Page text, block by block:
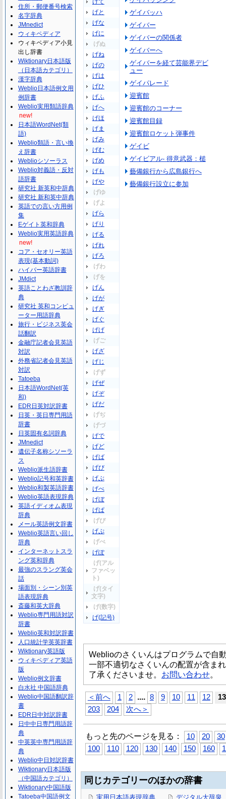
げて
げと
げな
げに
げぬ
げね
げの
げは
げひ
げふ
げへ
げほ
げま
げみ
げむ
げめ
げも
げや
げゆ
げよ
げら
げり
げる
げれ
げろ
げわ
げを
げん
げが
げぎ
げぐ
げげ
げご
げざ
げじ
げず
げぜ
げぞ
げだ
げぢ
げづ
げで
げど
げば
げび
げぶ
げべ
げぼ
げぱ
げぴ
げぷ
げぺ
げぽ
げ(アル
ファベッ
ト)
げ(タイ
文字)
げ(数字)
げ(記号)
ゲイバッハ
ゲイバー
ゲイバーの関係者
ゲイバーへ
ゲイバーを経て芸能界デビ
ュー
ゲイパレード
迎賓館
迎賓館のコーナー
迎賓館目録
迎賓館ロケット弾事件
ゲイビ
ゲイビアル- 得意武器：槌
藝備銀行から広島銀行へ
藝備銀行設立に参加
Weblioのさくいんはプログラムで自
一部不適切なさくいんの配置が含ま
了承くださいませ。 お問い合わせ。
＜前へ 1 2 .... 8 9 10 11 12
13
203
204 次へ＞
もっと先のページを見る： 10 20
30
100
110 120 130 140 150 160
同じカテゴリーのほかの辞書
実用日本語表現辞典 デジタル大辞泉
住所・郵便番号検索
名字辞典
JMnedict
ウィキペディア
ウィキペディア小見
出し辞書
Wiktionary日本語版
（日本語カテゴリ）
漢字辞典
Weblio日本語例文用
例辞書
Weblio実用類語辞典
new!
日本語WordNet(類
語)
Weblio類語・言い換
え辞書
Weblioシソーラス
Weblio対義語・反対
語辞書
研究社 新英和中辞典
研究社 新和英中辞典
英語での言い方用例
集
Eゲイト英和辞典
Weblio実用英語辞典
new!
コア・セオリー英語
表現(基本動詞)
ハイパー英語辞書
JMdict
英語ことわざ教訓辞
典
研究社 英和コンピュ
ーター用語辞典
旅行・ビジネス英会
話翻訳
金融庁記者会見英語
対訳
外務省記者会見英語
対訳
Tatoeba
日本語WordNet(英
和)
EDR日英対訳辞書
日英・英日専門用語
辞書
日英固有名詞辞典
JMnedict
遺伝子名称シソーラ
ス
Weblio派生語辞書
Weblio記号和英辞書
Weblio和製英語辞書
Weblio英語表現辞典
英語イディオム表現
辞典
メール英語例文辞書
Weblio英語言い回し
辞典
インターネットスラ
ング英和辞典
最強のスラング英会
話
場面別・シーン別英
語表現辞典
斎藤和英大辞典
Weblio専門用語対訳
辞書
Weblio英和対訳辞書
人口統計学英英辞書
Wiktionary英語版
ウィキペディア英語
版
Weblio例文辞書
白水社 中国語辞典
Weblio中国語翻訳辞
書
EDR日中対訳辞書
日中中日専門用語辞
典
中英英中専門用語辞
典
Weblio中日対訳辞書
Wiktionary日本語版
（中国語カテゴリ）
Wiktionary中国語版
Tatoeba中国語例文